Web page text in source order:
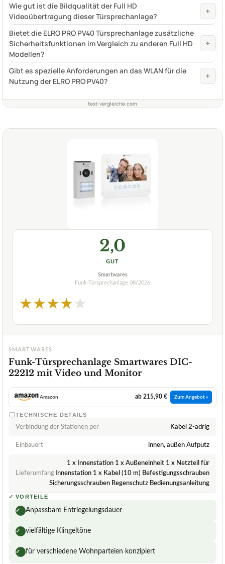
Wie gut ist die Bildqualität der Full HD
Videoübertragung dieser Türsprechanlage?
+
Bietet die ELRO PRO PV40 Türsprechanlage zusätzliche
Sicherheitsfunktionen im Vergleich zu anderen Full HD
Modellen?
+
Gibt es spezielle Anforderungen an das WLAN für die
Nutzung der ELRO PRO PV40?
+
test-vergleiche.com
2,0
GUT
Smartwares
Funk-Türsprechanlage 08/2026
★★★★★
SMARTWARES
Funk-Türsprechanlage Smartwares DIC-
22212 mit Video und Monitor
Amazon ab 215,90 € Zum Angebot »
TECHNISCHE DETAILS
Verbindung der Stationen per Kabel 2-adrig
Einbauort innen, außen Aufputz
Lieferumfang
1 x Innenstation 1 x Außeneinheit 1 x Netzteil für
Innenstation 1 x Kabel (10 m) Befestigungsschrauben
Sicherungsschrauben Regenschutz Bedienungsanleitung
✓ VORTEILE
✓ Anpassbare Entriegelungsdauer
✓ vielfältige Klingeltöne
✓ für verschiedene Wohnparteien konzipiert